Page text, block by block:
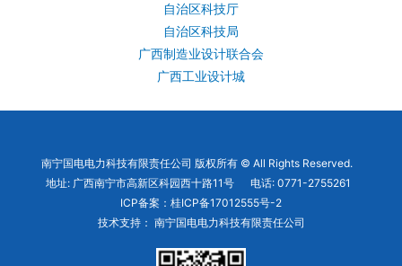
自治区科技厅
自治区科技局
广西制造业设计联合会
广西工业设计城
南宁国电电力科技有限责任公司 版权所有 © All Rights Reserved.
地址: 广西南宁市高新区科园西十路11号 电话: 0771-2755261
ICP备案： 桂ICP备17012555号-2
技术支持： 南宁国电电力科技有限责任公司